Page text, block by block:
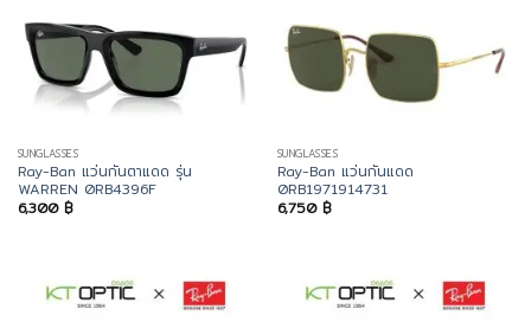
SUNGLASSES
Ray-Ban แว่นกันตาแดด รุ่น
WARREN 0RB4396F
6,300 ฿
SUNGLASSES
Ray-Ban แว่นกันแดด
0RB1971914731
6,750 ฿